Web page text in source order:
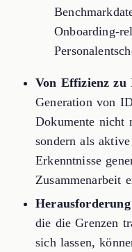
Onboarding-
Von Effizienz zu
Generation von
Dokumente nicht
sondern als
Erkenntnisse
Zusammenarbeit
die die Grenzen
sich lassen,